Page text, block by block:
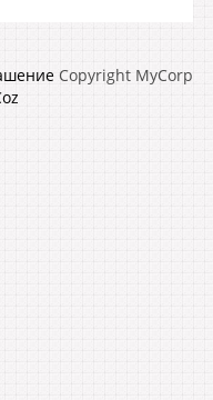
Copyright MyCorp